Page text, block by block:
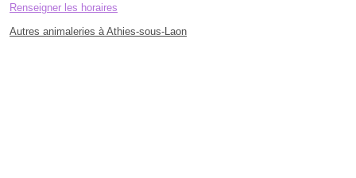
Renseigner les horaires
Autres animaleries à Athies-sous-Laon